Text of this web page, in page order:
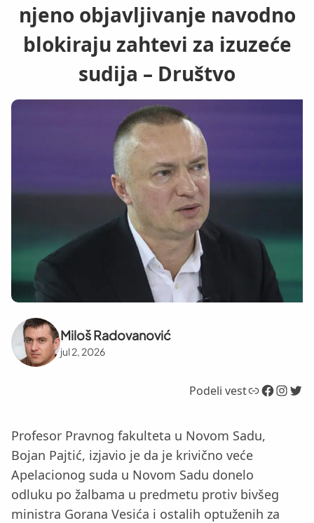
njeno objavljivanje navodno
blokiraju zahtevi za izuzeće
sudija – Društvo
Miloš Radovanović
jul 2, 2026
Podeli vestLink Facebook InstagramTwitter
Profesor Pravnog fakulteta u Novom Sadu,
Bojan Pajtić, izjavio je da je krivično veće
Apelacionog suda u Novom Sadu donelo
odluku po žalbama u predmetu protiv bivšeg
ministra Gorana Vesića i ostalih optuženih za